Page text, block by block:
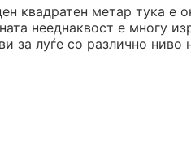
квадратен метар тука
нееднаквост е многу
за луѓе со различно ниво